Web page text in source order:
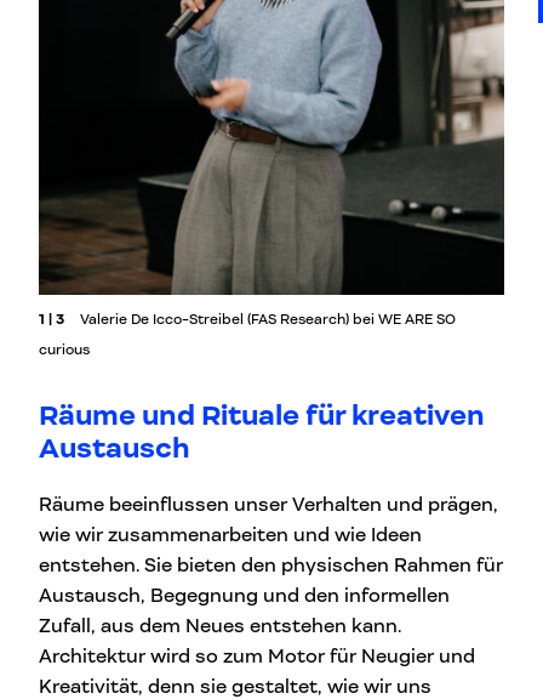
1 | 3
Valerie De Icco-Streibel (FAS Research) bei WE ARE SO
curious
Räume und Rituale für kreativen
Austausch
Räume beeinflussen unser Verhalten und prägen,
wie wir zusammenarbeiten und wie Ideen
entstehen. Sie bieten den physischen Rahmen für
Austausch, Begegnung und den informellen
Zufall, aus dem Neues entstehen kann.
Architektur wird so zum Motor für Neugier und
Kreativität, denn sie gestaltet, wie wir uns